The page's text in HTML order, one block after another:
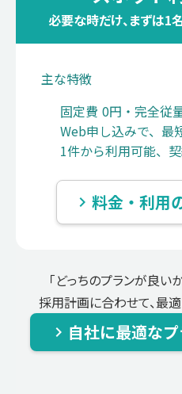
必要な時だけ、まずは1
主な特徴
固定費 0円・完全従
Web申し込みで、最
1件から利用可能、
keyboard_arrow_right 料金・利用
「どっちのプランが良い
採用計画に合わせて、最
keyboard_arrow_right 自社に最適な